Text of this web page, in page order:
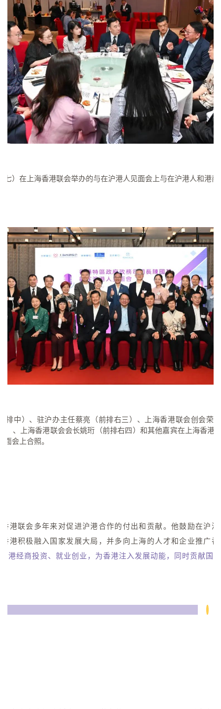
七）在上海香港联会举办的与在沪港人见面会上与在沪港人和港
排中）、驻沪办主任蔡亮（前排右三）、上海香港联会创会荣
）、上海香港联会会长姚珩（前排右四）和其他嘉宾在上海香港
面会上合照。
港联会多年来对促进沪港合作的付出和贡献。他鼓励在沪
港积极融入国家发展大局，并多向上海的人才和企业推广
港经商投资、就业创业，为香港注入发展动能，同时贡献国